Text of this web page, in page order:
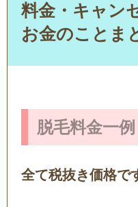
料金・キャン
お金のことま
脱毛料金一例
全て税抜き価格で